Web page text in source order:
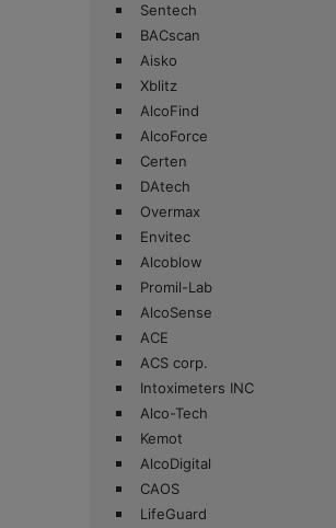
Sentech
BACscan
Aisko
Xblitz
AlcoFind
AlcoForce
Certen
DAtech
Overmax
Envitec
Alcoblow
Promil-Lab
AlcoSense
ACE
ACS corp.
Intoximeters INC
Alco-Tech
Kemot
AlcoDigital
CAOS
LifeGuard